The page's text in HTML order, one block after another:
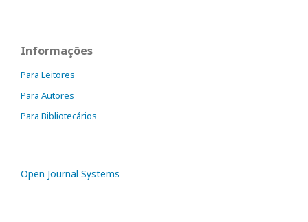
Informações
Para Leitores
Para Autores
Para Bibliotecários
Open Journal Systems